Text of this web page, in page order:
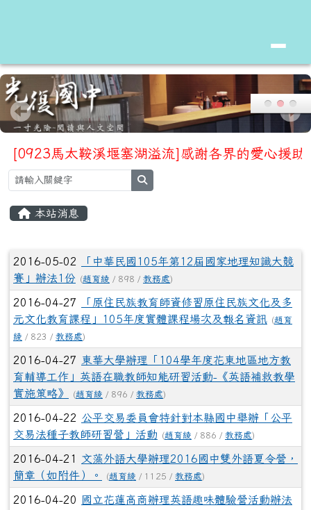
[0923馬太鞍溪堰塞湖溢流]感謝各界的愛心援助
本站消息
文章列表
2016-05-02
「中華民國105年第12屆國家地理知識大競
賽」辦法1份
(趙育綾 / 898 / 教務處)
2016-04-27
「原住民族教育師資修習原住民族文化及多
元文化教育課程」105年度實體課程場次及報名資訊 (趙育
綾 / 823 / 教務處)
2016-04-27
東華大學辦理「104學年度花東地區地方教
育輔導工作」英語在職教師知能研習活動-《英語補救教學
實施策略》
(趙育綾 / 896 / 教務處)
2016-04-22 公平交易委員會特針對本縣國中舉辦「公平
交易法種子教師研習營」活動
(趙育綾 / 886 / 教務處)
2016-04-21 文藻外語大學辦理2016國中雙外語夏令營，
簡章（如附件）。
(趙育綾 / 1125 / 教務處)
2016-04-20 國立花蓮高商辦理英語趣味體驗營活動辦法